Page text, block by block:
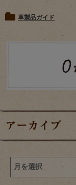
革製品ガイド
アーカイブ